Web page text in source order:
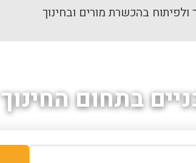
בהכשרת מורים ובחינוך
בתחום החינוך